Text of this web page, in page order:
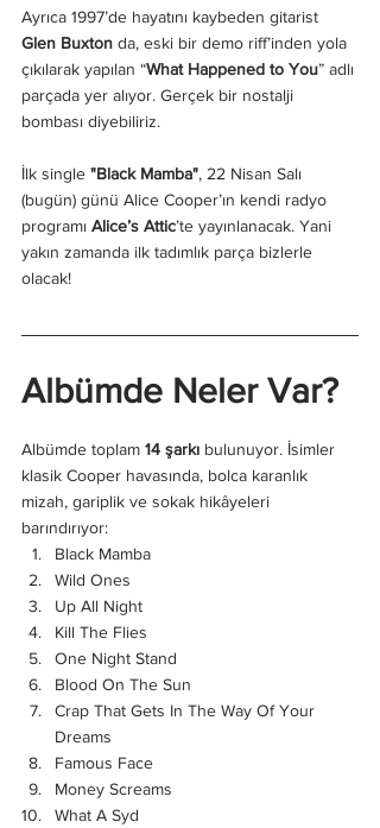
Ayrıca 1997’de hayatını kaybeden gitarist
Glen Buxton da, eski bir demo riff’inden yola
çıkılarak yapılan “What Happened to You” adlı
parçada yer alıyor. Gerçek bir nostalji
bombası diyebiliriz.
İlk single "Black Mamba", 22 Nisan Salı
(bugün) günü Alice Cooper’ın kendi radyo
programı Alice’s Attic’te yayınlanacak. Yani
yakın zamanda ilk tadımlık parça bizlerle
olacak!
Albümde Neler Var?
Albümde toplam 14 şarkı bulunuyor. İsimler
klasik Cooper havasında, bolca karanlık
mizah, gariplik ve sokak hikâyeleri
barındırıyor:
Black Mamba
Wild Ones
Up All Night
Kill The Flies
One Night Stand
Blood On The Sun
Crap That Gets In The Way Of Your
Dreams
Famous Face
Money Screams
What A Syd